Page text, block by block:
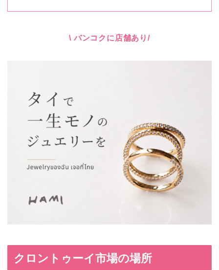
\ バンコクに店舗あり/
クロントゥーイ市場の場所